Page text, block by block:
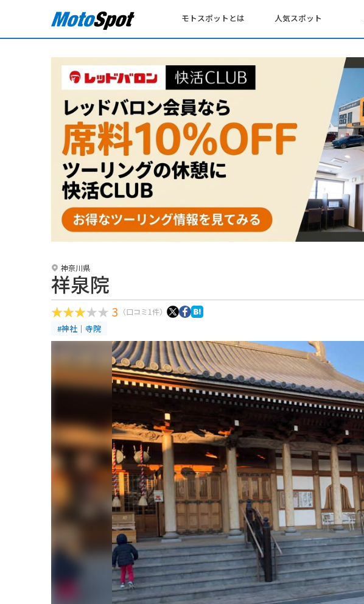
モトスポットとは 人気スポット
神奈川県
祥泉院
3 （口コミ1件）
#神社｜寺院